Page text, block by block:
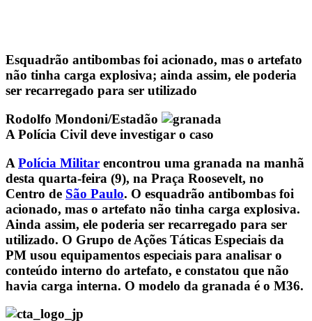
Esquadrão antibombas foi acionado, mas o artefato
não tinha carga explosiva; ainda assim, ele poderia
ser recarregado para ser utilizado
Rodolfo Mondoni/Estadão
A Polícia Civil deve investigar o caso
A Polícia Militar encontrou uma granada na manhã
desta quarta-feira (9), na Praça Roosevelt, no
Centro de São Paulo. O esquadrão antibombas foi
acionado, mas o artefato não tinha carga explosiva.
Ainda assim, ele poderia ser recarregado para ser
utilizado. O Grupo de Ações Táticas Especiais da
PM usou equipamentos especiais para analisar o
conteúdo interno do artefato, e constatou que não
havia carga interna. O modelo da granada é o M36.